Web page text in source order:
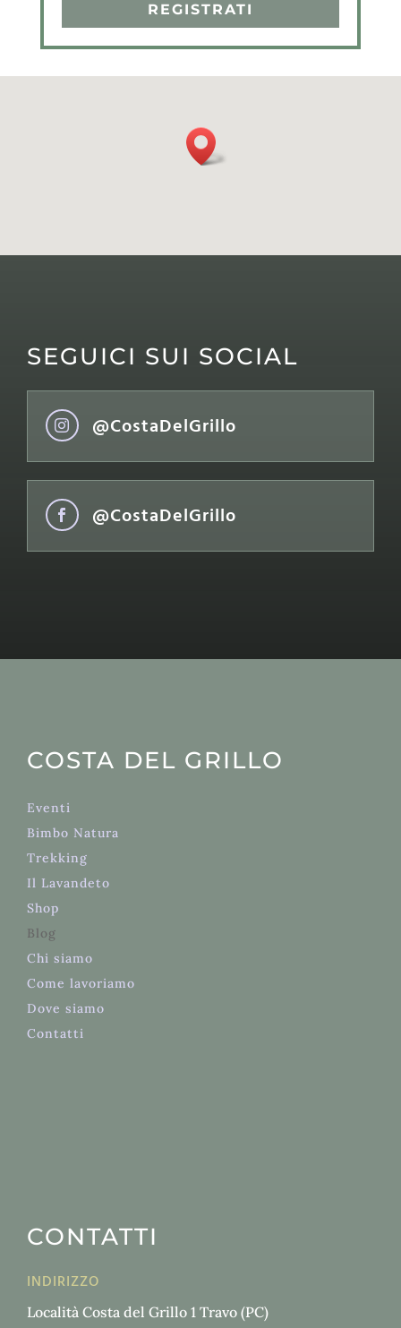
REGISTRATI
SEGUICI SUI SOCIAL
 @CostaDelGrillo
 @CostaDelGrillo
COSTA DEL GRILLO
Eventi
Bimbo Natura
Trekking
Il Lavandeto
Shop
Blog
Chi siamo
Come lavoriamo
Dove siamo
Contatti
CONTATTI
INDIRIZZO
Località Costa del Grillo 1 Travo (PC)